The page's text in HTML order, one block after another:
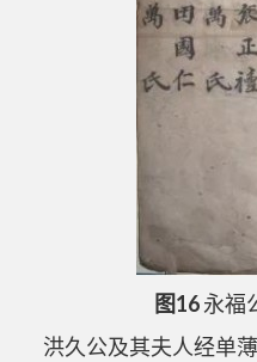
图16永福
洪久公及其夫人经单